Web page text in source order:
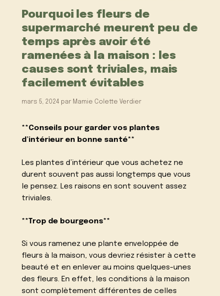
Pourquoi les fleurs de
supermarché meurent peu de
temps après avoir été
ramenées à la maison : les
causes sont triviales, mais
facilement évitables
mars 5, 2024 par Mamie Colette Verdier
**Conseils pour garder vos plantes
d’intérieur en bonne santé**
Les plantes d’intérieur que vous achetez ne
durent souvent pas aussi longtemps que vous
le pensez. Les raisons en sont souvent assez
triviales.
**Trop de bourgeons**
Si vous ramenez une plante enveloppée de
fleurs à la maison, vous devriez résister à cette
beauté et en enlever au moins quelques-unes
des fleurs. En effet, les conditions à la maison
sont complètement différentes de celles